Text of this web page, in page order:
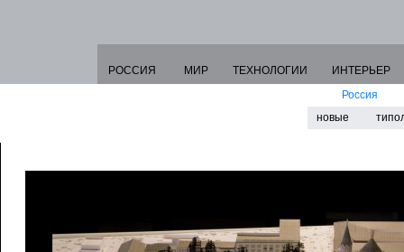
РОССИЯ МИР ТЕХНОЛОГИИ
ИНТЕРЬЕР
Россия
новые